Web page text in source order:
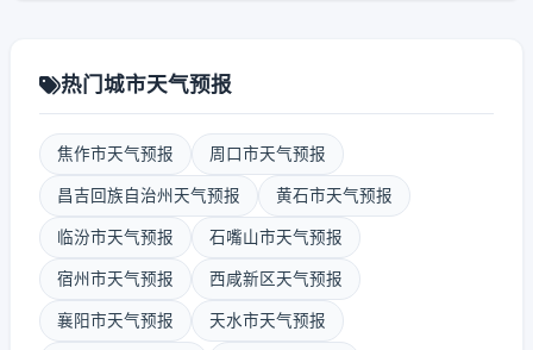
热门城市天气预报
焦作市天气预报 周口市天气预报
昌吉回族自治州天气预报 黄石市天气预报
临汾市天气预报 石嘴山市天气预报
宿州市天气预报 西咸新区天气预报
襄阳市天气预报 天水市天气预报